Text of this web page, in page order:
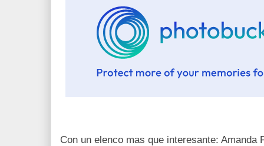
Con un elenco mas que interesante: Amanda